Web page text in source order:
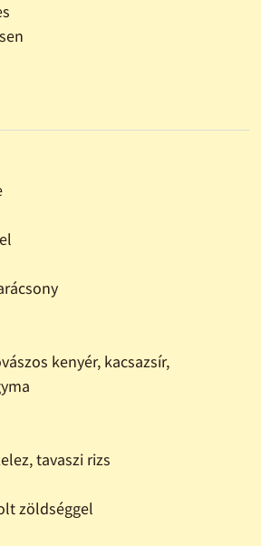
kenyér, kacsazsír,
tavaszi rizs
zöldséggel